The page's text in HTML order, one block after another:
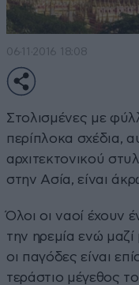
06·11·2016 18:08
Στολισμένες με
περίπλοκα σχέδια,
αρχιτεκτονικού
στην Ασία, είναι
Όλοι οι ναοί έχουν
την ηρεμία ενώ
οι παγόδες είναι
τεράστιο μέγεθος